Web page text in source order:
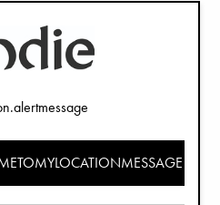
mit Elodie Details AB
ist kein rechtlich bindendes
Online-Katalog. Sie können
in den Warenkorb legen und
Bestellung jederzeit
Bestellablauf vorgesehenen und